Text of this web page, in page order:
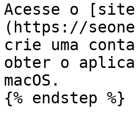
Acesse o [site
(https://
crie uma
obter o
macOS.
{% endstep %}